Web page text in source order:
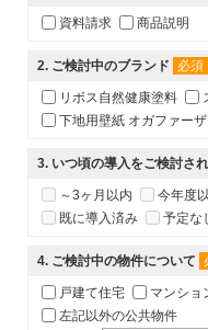
資料請求 商品説明
2. ご検討中のブランド 必須
リボス自然健康塗料
下地用壁紙 オガファー
3. いつ頃の導入をご検討さ
～3ヶ月以内 今年度
既に導入済み
予定な
4. ご検討中の物件について
戸建て住宅 マンショ
左記以外の公共物件